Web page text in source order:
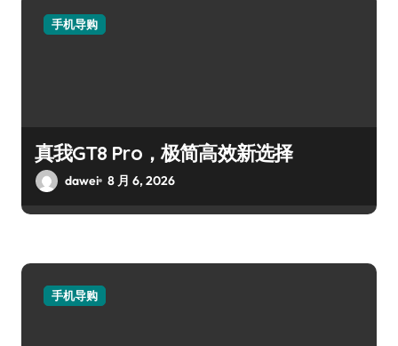
手机导购
真我GT8 Pro，极简高效新选择
dawei 8 月 6, 2026
手机导购